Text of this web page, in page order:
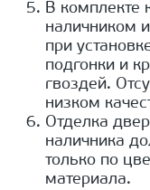
В комплекте
наличником
при
подгонки и
гвоздей.
низком
Отделка
наличника
только по
материала.